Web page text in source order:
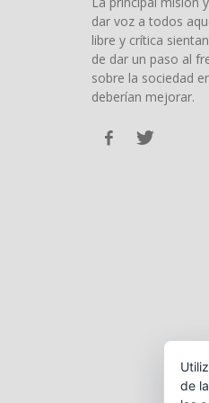
dar voz a todos
libre y crítica
de dar un paso al
sobre la sociedad
deberían mejorar.
de